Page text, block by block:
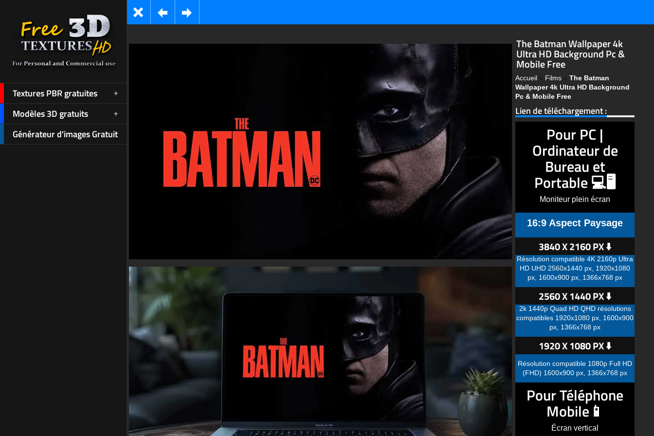
Textures PBR gratuites
Modèles 3D gratuits
Générateur d'images Gratuit
The Batman Wallpaper 4k
Ultra HD Background Pc &
Mobile Free
Accueil » Films » The Batman
Wallpaper 4k Ultra HD Background
Pc & Mobile Free
Lien de téléchargement :
Pour PC |
Ordinateur de
Bureau et
Portable 💻🖥️
Moniteur plein écran
16:9 Aspect Paysage
3840 X 2160 PX ⬇️
Résolution compatible 4K 2160p Ultra
HD UHD 2560x1440 px, 1920x1080
px, 1600x900 px, 1366x768 px
2560 X 1440 PX ⬇️
2k 1440p Quad HD QHD résolutions
compatibles 1920x1080 px, 1600x900
px, 1366x768 px
1920 X 1080 PX ⬇️
Résolution compatible 1080p Full HD
(FHD) 1600x900 px, 1366x768 px
Pour Téléphone
Mobile📱
Écran vertical